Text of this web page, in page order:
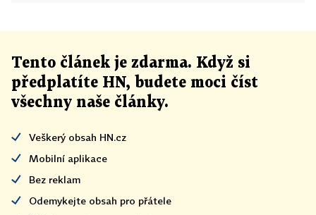
Tento článek je zdarma. Když si
předplatíte HN, budete moci číst
všechny naše články.
Veškerý obsah HN.cz
Mobilní aplikace
Bez reklam
Odemykejte obsah pro přátele